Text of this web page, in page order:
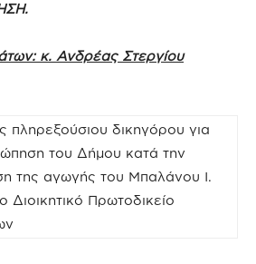
κ. Ανδρέας Στεργίου
πληρεξούσιου δικηγόρου για
του Δήμου κατά την
της αγωγής του Μπαλάνου Ι.
Διοικητικό Πρωτοδικείο